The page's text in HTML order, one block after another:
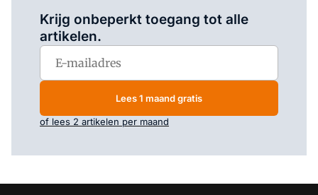
Krijg onbeperkt toegang tot alle
artikelen.
Lees 1 maand gratis
of lees 2 artikelen per maand